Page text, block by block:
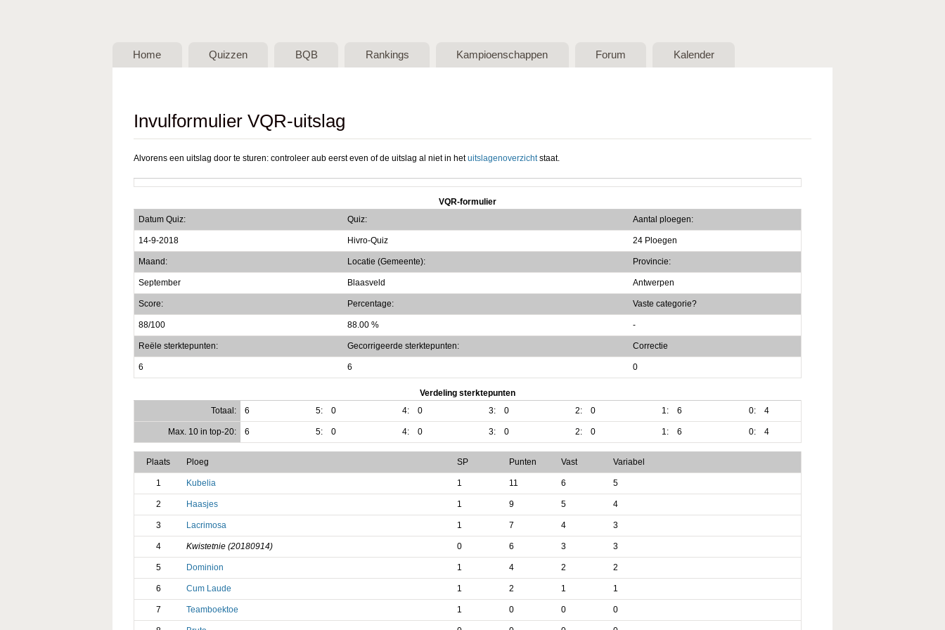
Belgische
vzw
Home Quizzen BQB Rankings Kampioenschappen Forum Kalender
Invulformulier VQR-uitslag
Alvorens een uitslag door te sturen: controleer aub eerst even of de uitslag al niet in hetuitslagenoverzichtstaat.
VQR-formulier
Datum Quiz:
Quiz: Aantal ploegen:
14-9-2018 Hivro-Quiz 24 Ploegen
Maand: Locatie (Gemeente): Provincie:
September Blaasveld Antwerpen
Score: Percentage: Vaste categorie?
88/100 88.00 % -
Reële sterktepunten: Gecorrigeerde sterktepunten: Correctie
6 6 0
Verdeling sterktepunten
Totaal:
6 5: 0 4: 0 3: 0 2: 0 1: 6 0: 4
Max. 10 in top-20: 6 5: 0 4: 0 3: 0 2: 0 1: 6 0: 4
Plaats Ploeg SP Punten Vast Variabel
1 Kubelia 1 11 6 5
2 Haasjes 1 9 5 4
3 Lacrimosa 1 7 4 3
4 Kwistetnie (20180914) 0 6 3 3
5 Dominion 1 4 2 2
6 Cum Laude 1 2 1 1
7 Teamboektoe 1 0 0 0